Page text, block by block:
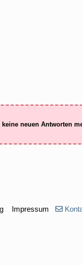
neuen Antworten
Impressum